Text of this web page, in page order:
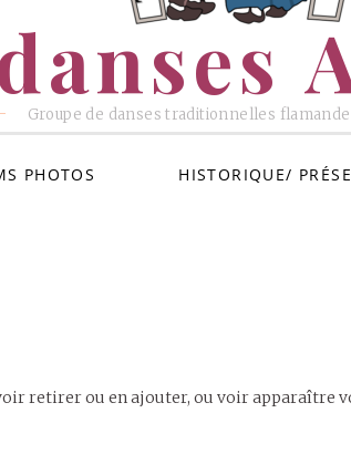
Groupe de danses traditionnelles
PHOTOS HISTORIQUE/
retirer ou en ajouter, ou voir apparaître